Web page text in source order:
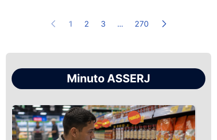
1 2 3 ... 270
Minuto ASSERJ